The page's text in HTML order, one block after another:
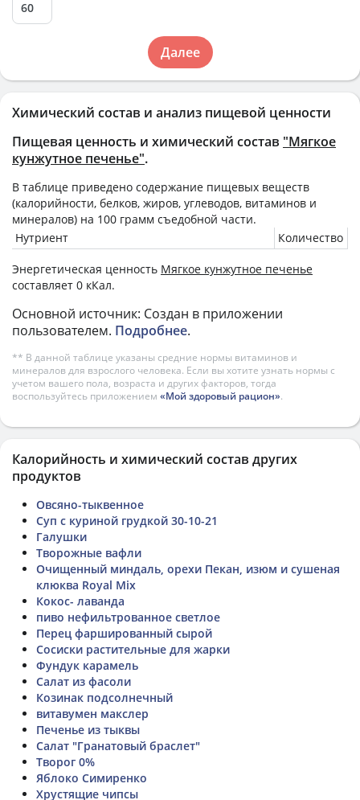
Химический состав и анализ пищевой ценности
Пищевая ценность и химический состав "Мягкое
кунжутное печенье".
В таблице приведено содержание пищевых веществ
(калорийности, белков, жиров, углеводов, витаминов и
минералов) на 100 грамм съедобной части.
Нутриент
Количество
Энергетическая ценность Мягкое кунжутное печенье
составляет 0 кКал.
Основной источник: Создан в приложении
пользователем. Подробнее.
** В данной таблице указаны средние нормы витаминов и
минералов для взрослого человека. Если вы хотите узнать нормы с
учетом вашего пола, возраста и других факторов, тогда
воспользуйтесь приложением «Мой здоровый рацион».
Далее
Калорийность и химический состав других
продуктов
Овсяно-тыквенное
Суп с куриной грудкой 30-10-21
Галушки
Творожные вафли
Очищенный миндаль, орехи Пекан, изюм и сушеная
клюква Royal Mix
Кокос- лаванда
пиво нефильтрованное светлое
Перец фаршированный сырой
Сосиски растительные для жарки
Фундук карамель
Салат из фасоли
Козинак подсолнечный
витавумен макслер
Печенье из тыквы
Салат "Гранатовый браслет"
Творог 0%
Яблоко Симиренко
Хрустящие чипсы